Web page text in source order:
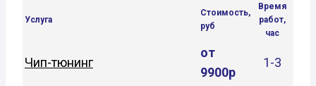
Услуга
Стоимость,
руб
Время
работ,
час
Чип-тюнинг
от
9900р
1-3